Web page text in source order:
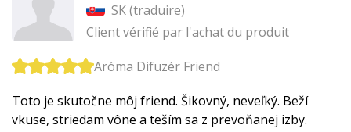
SK (traduire)
Client vérifié par l'achat du produit
Aróma Difuzér Friend
Toto je skutočne môj friend. Šikovný, neveľký. Beží
vkuse, striedam vône a teším sa z prevoňanej izby.